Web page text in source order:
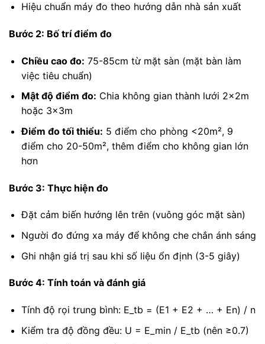
Hiệu chuẩn máy đo theo hướng dẫn nhà sản xuất
Bước 2: Bố trí điểm đo
Chiều cao đo: 75-85cm từ mặt sàn (mặt bàn làm
việc tiêu chuẩn)
Mật độ điểm đo: Chia không gian thành lưới 2x2m
hoặc 3x3m
Điểm đo tối thiểu: 5 điểm cho phòng <20m², 9
điểm cho 20-50m², thêm điểm cho không gian lớn
hơn
Bước 3: Thực hiện đo
Đặt cảm biến hướng lên trên (vuông góc mặt sàn)
Người đo đứng xa máy để không che chắn ánh sáng
Ghi nhận giá trị sau khi số liệu ổn định (3-5 giây)
Bước 4: Tính toán và đánh giá
Tính độ rọi trung bình: E_tb = (E1 + E2 + … + En) / n
Kiểm tra độ đồng đều: U = E_min / E_tb (nên ≥0.7)